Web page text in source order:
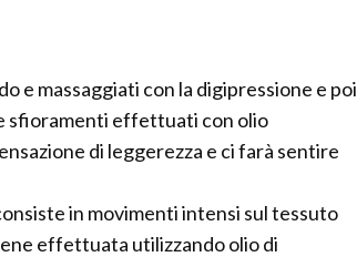
e massaggiati con la digipressione e poi
sfioramenti effettuati con olio
di leggerezza e ci farà sentire
in movimenti intensi sul tessuto
effettuata utilizzando olio di